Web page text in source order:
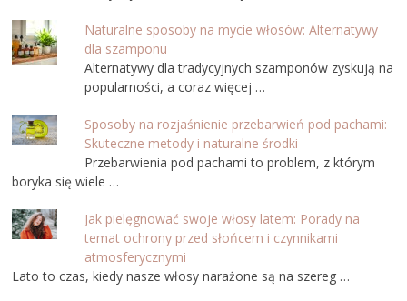
Naturalne sposoby na mycie włosów: Alternatywy
dla szamponu
Alternatywy dla tradycyjnych szamponów zyskują na
popularności, a coraz więcej …
Sposoby na rozjaśnienie przebarwień pod pachami:
Skuteczne metody i naturalne środki
Przebarwienia pod pachami to problem, z którym
boryka się wiele …
Jak pielęgnować swoje włosy latem: Porady na
temat ochrony przed słońcem i czynnikami
atmosferycznymi
Lato to czas, kiedy nasze włosy narażone są na szereg …